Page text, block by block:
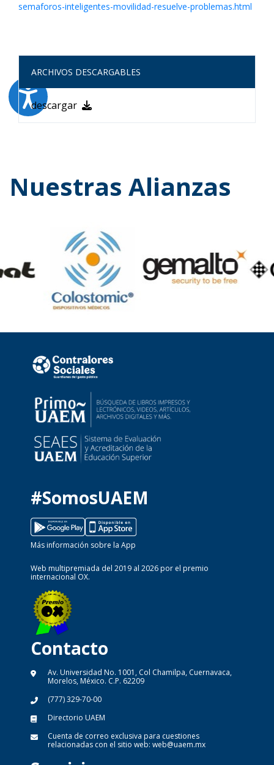
semaforos-inteligentes-movilidad-resuelve-problemas.html
ARCHIVOS DESCARGABLES
descargar
Nuestras Alianzas
#SomosUAEM
Más información sobre la App
Web multipremiada del 2019 al 2026 por el premio
internacional OX.
Contacto
Av. Universidad No. 1001, Col Chamilpa, Cuernavaca,
Morelos, México. C.P. 62209
(777) 329-70-00
Directorio UAEM
Cuenta de correo exclusiva para cuestiones
relacionadas con el sitio web: web@uaem.mx